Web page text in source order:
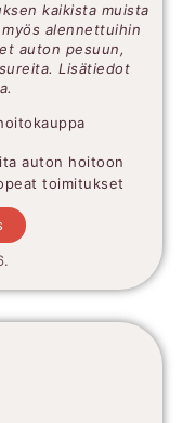
kaikista muista
alennettuihin
auton pesuun,
Lisätiedot
auton hoitoon
toimitukset